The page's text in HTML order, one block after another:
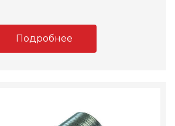
Подробнее